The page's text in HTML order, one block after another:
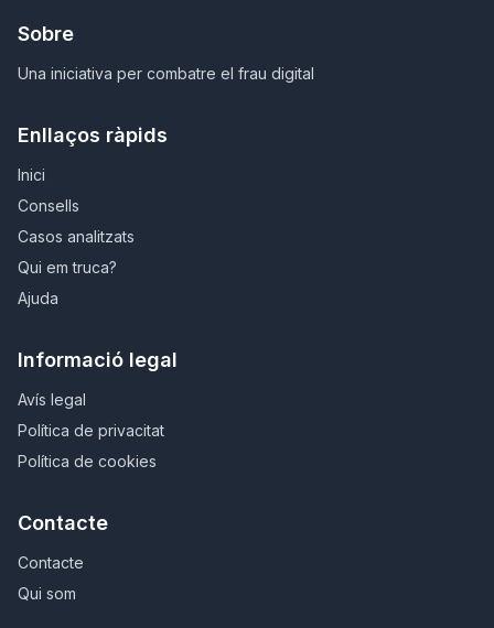
Sobre
Una iniciativa per combatre el frau digital
Enllaços ràpids
Inici
Consells
Casos analitzats
Qui em truca?
Ajuda
Informació legal
Avís legal
Política de privacitat
Política de cookies
Contacte
Contacte
Qui som